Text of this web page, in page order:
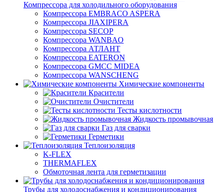
Компрессора для холодильного оборудования
Компрессора EMBRACO ASPERA
Компрессора JIAXIPERA
Компрессора SECOP
Компрессора WANBAO
Компрессора АТЛАНТ
Компрессора EATERON
Компрессора GMCC MIDEA
Компрессора WANSCHENG
Химические компоненты
Красители
Очистители
Тесты кислотности
Жидкость промывочная
Газ для сварки
Герметики
Теплоизоляция
K-FLEX
THERMAFLEX
Обмоточная лента для герметизации
Трубы для холодоснабжения и кондиционирования